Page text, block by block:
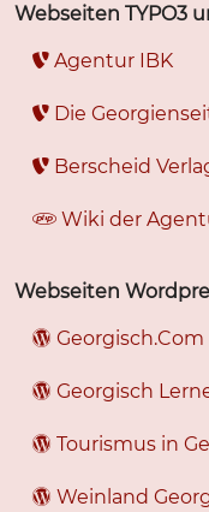
Webseiten TYPO3
Agentur IBK
Die
Berscheid
Wiki der
Webseiten
Georgisch.Com
Georgisch
Tourismus in
Weinland